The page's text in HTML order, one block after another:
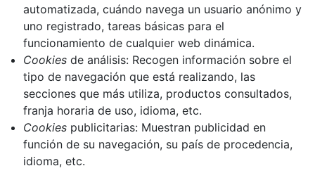
automatizada, cuándo navega un usuario anónimo y
uno registrado, tareas básicas para el
funcionamiento de cualquier web dinámica.
Cookies de análisis: Recogen información sobre el
tipo de navegación que está realizando, las
secciones que más utiliza, productos consultados,
franja horaria de uso, idioma, etc.
Cookies publicitarias: Muestran publicidad en
función de su navegación, su país de procedencia,
idioma, etc.